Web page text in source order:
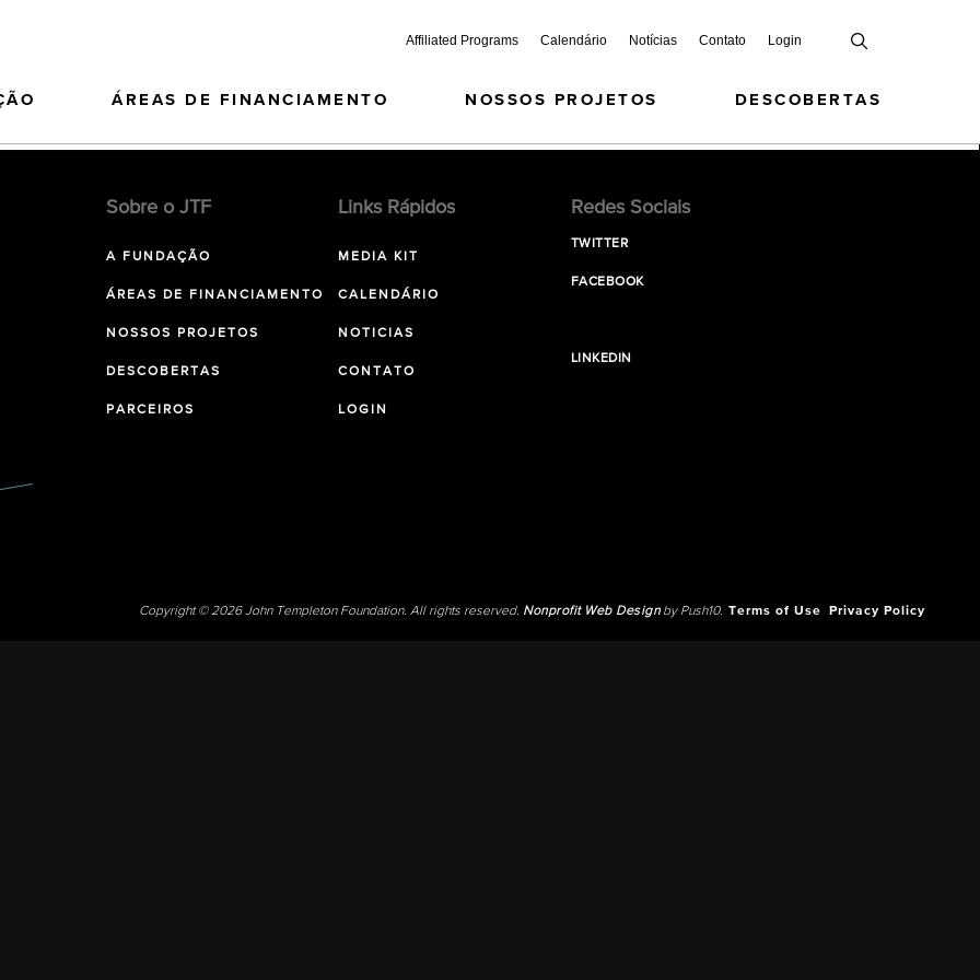
Affiliated Programs Calendário Notícias Contato Login
ÁREAS DE FINANCIAMENTO NOSSOS PROJETOS DESCOBERTAS
Sobre o JTF
A FUNDAÇÃO
ÁREAS DE FINANCIAMENTO
NOSSOS PROJETOS
DESCOBERTAS
PARCEIROS
Links Rápidos
MEDIA KIT
CALENDÁRIO
NOTICIAS
CONTATO
LOGIN
Redes Sociais
TWITTER
FACEBOOK
LINKEDIN
Copyright © 2026 John Templeton Foundation. All rights reserved. Nonprofit Web Designby Push10. Terms of Use Privacy Policy